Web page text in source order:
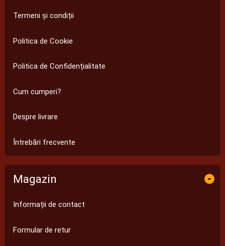
Termeni și condiții
Politica de Cookie
Politica de Confidențialitate
Cum cumperi?
Despre livrare
Întrebări frecvente
Magazin -
Informații de contact
Formular de retur